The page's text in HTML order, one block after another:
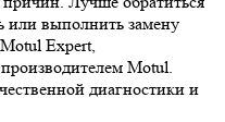
или выполнить замену
Expert,
Motul.
диагностики и